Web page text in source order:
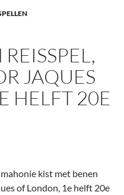
JAQUES
HELFT 20E
kist met benen
of London, 1e helft 20e